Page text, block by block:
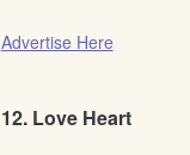
Advertise Here
12. Love Heart